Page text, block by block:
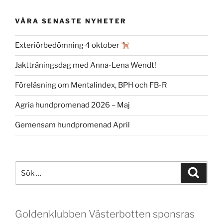
VÅRA SENASTE NYHETER
Exteriörbedömning 4 oktober
Jaktträningsdag med Anna-Lena Wendt!
Föreläsning om Mentalindex, BPH och FB-R
Agria hundpromenad 2026 – Maj
Gemensam hundpromenad April
efter:
Goldenklubben Västerbotten sponsras